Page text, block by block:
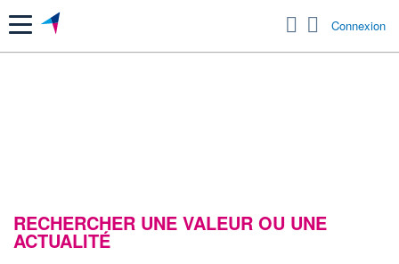
Menu Connexion
RECHERCHER UNE VALEUR OU UNE
ACTUALITÉ